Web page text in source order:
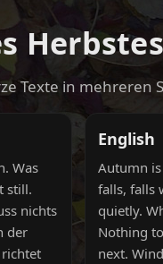
Herbstes
Texte in mehreren
Was
still.
nichts
der
English
Autumn
falls, falls
quietly.
Nothing
next.